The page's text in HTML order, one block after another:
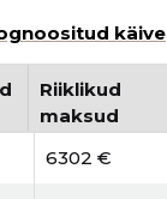
käive
Riiklikud
maksud
6302 €